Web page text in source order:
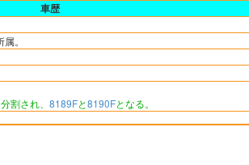
車歴
。
割され、8189Fと8190Fとなる。